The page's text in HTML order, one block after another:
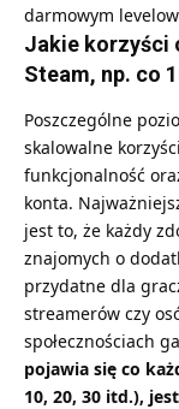
darmowym
Jakie korzyści
Steam, np. co
Poszczególne
skalowalne
funkcjonalność
konta.
jest to, że każdy
znajomych o
przydatne dla
streamerów czy
społecznościach
pojawia się co
10, 20, 30 itd.),